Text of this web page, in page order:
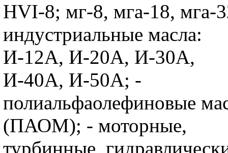
HVI-8; мг-8, мга-18, мга-
индустриальные масла:
И-12А, И-20А, И-30А,
И-40А, И-50А; -
полиальфаолефиновые
(ПАОМ); - моторные,
турбинные,